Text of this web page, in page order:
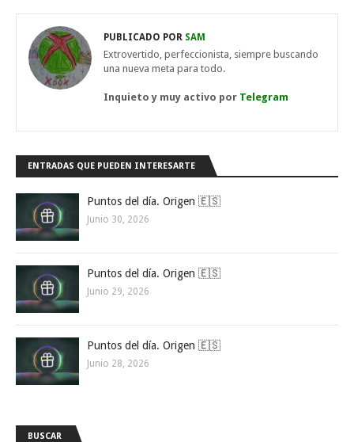
PUBLICADO POR SAM
Extrovertido, perfeccionista, siempre buscando
una nueva meta para todo.
Inquieto y muy activo por Telegram
ENTRADAS QUE PUEDEN INTERESARTE
Puntos del día. Origen 🇪🇸
Junio 30, 2026
Puntos del día. Origen 🇪🇸
Junio 29, 2026
Puntos del día. Origen 🇪🇸
Junio 28, 2026
BUSCAR